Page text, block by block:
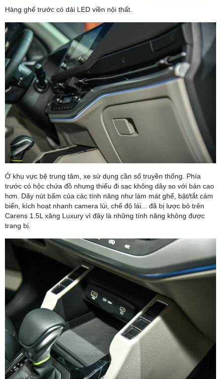
Hàng ghế trước có dải LED viền nội thất.
Ở khu vực bệ trung tâm, xe sử dụng cần số truyền thống. Phía
trước có hộc chứa đồ nhưng thiếu đi sạc không dây so với bản cao
hơn. Dãy nút bấm của các tính năng như làm mát ghế, bật/tắt cảm
biến, kích hoạt nhanh camera lùi, chế độ lái... đã bị lược bỏ trên
Carens 1.5L xăng Luxury vì đây là những tính năng không được
trang bị.